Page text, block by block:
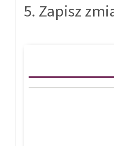
5. Zapisz